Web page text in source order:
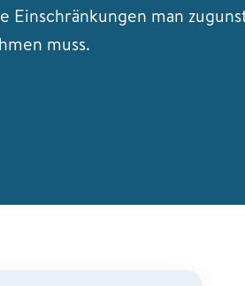
Einschränkungen man
muss.